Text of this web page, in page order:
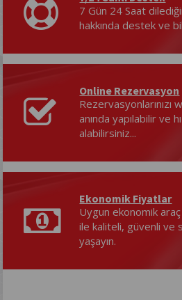
7 Gün 24 Saat
hakkında destek ve
Online Rezervasyon
anında yapılabilir ve
alabilirsiniz...
Ekonomik Fiyatlar
Uygun ekonomik
ile kaliteli, güvenli ve
yaşayın.